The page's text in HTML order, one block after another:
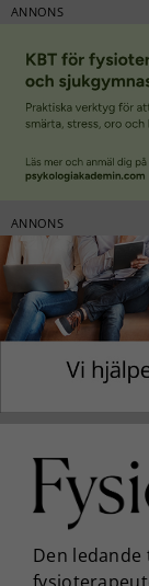
ANNONS
ANNONS
innehållet